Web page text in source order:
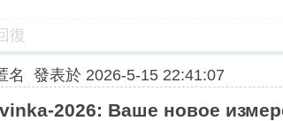
復
名 發表於 2026-5-15 22:41:07
2026: Ваше новое